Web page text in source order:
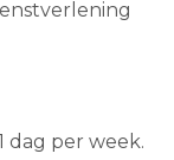
g
dag per week.